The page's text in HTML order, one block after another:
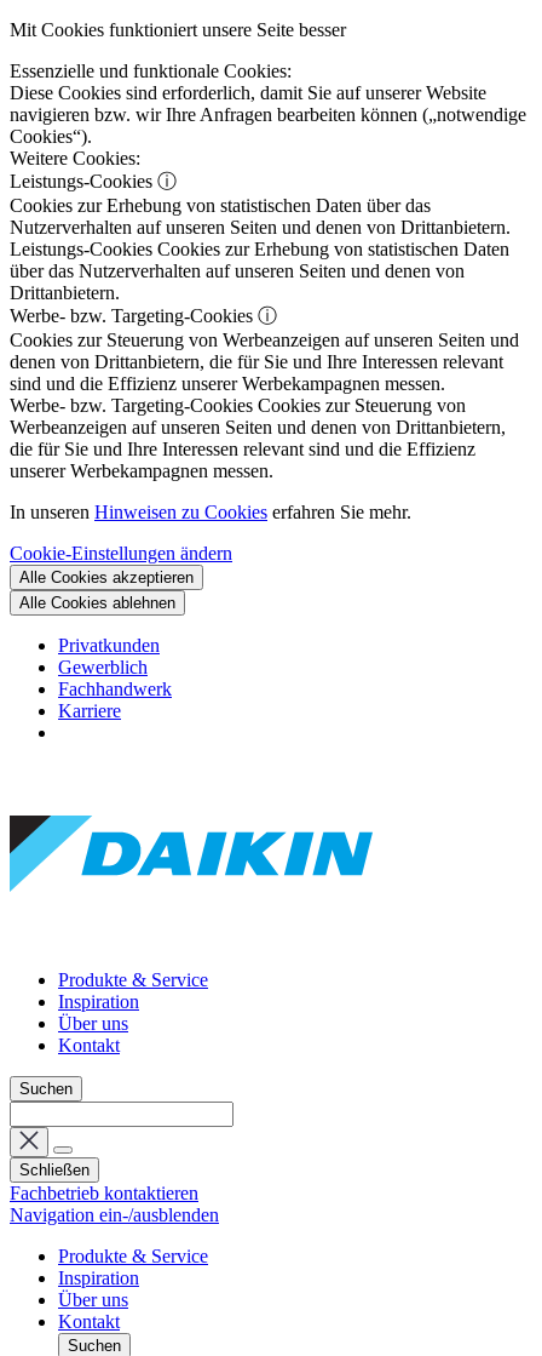
Mit Cookies funktioniert unsere Seite besser
Essenzielle und funktionale Cookies:
Diese Cookies sind erforderlich, damit Sie auf unserer Website
navigieren bzw. wir Ihre Anfragen bearbeiten können („notwendige
Cookies“).
Weitere Cookies:
Leistungs-Cookies ⓘ
Cookies zur Erhebung von statistischen Daten über das
Nutzerverhalten auf unseren Seiten und denen von Drittanbietern.
Leistungs-Cookies Cookies zur Erhebung von statistischen Daten
über das Nutzerverhalten auf unseren Seiten und denen von
Drittanbietern.
Werbe- bzw. Targeting-Cookies ⓘ
Cookies zur Steuerung von Werbeanzeigen auf unseren Seiten und
denen von Drittanbietern, die für Sie und Ihre Interessen relevant
sind und die Effizienz unserer Werbekampagnen messen.
Werbe- bzw. Targeting-Cookies Cookies zur Steuerung von
Werbeanzeigen auf unseren Seiten und denen von Drittanbietern,
die für Sie und Ihre Interessen relevant sind und die Effizienz
unserer Werbekampagnen messen.
In unseren Hinweisen zu Cookies erfahren Sie mehr.
Cookie-Einstellungen ändern
Alle Cookies akzeptieren
Alle Cookies ablehnen
Privatkunden
Gewerblich
Fachhandwerk
Karriere
Produkte & Service
Inspiration
Über uns
Kontakt
Suchen
Schließen
Fachbetrieb kontaktieren
Navigation ein-/ausblenden
Produkte & Service
Inspiration
Über uns
Kontakt
Suchen